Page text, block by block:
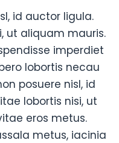
id auctor ligula.
ut aliquam mauris.
imperdiet
lobortis necau
posuere nisl, id
lobortis nisi, ut
eros metus.
metus, iacinia